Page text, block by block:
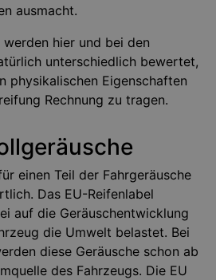
ausmacht.
hier und bei den
unterschiedlich bewertet,
physikalischen Eigenschaften
Rechnung zu tragen.
einen Teil der Fahrgeräusche
Das EU-Reifenlabel
auf die Geräuschentwicklung
die Umwelt belastet. Bei
diese Geräusche schon ab
des Fahrzeugs. Die EU